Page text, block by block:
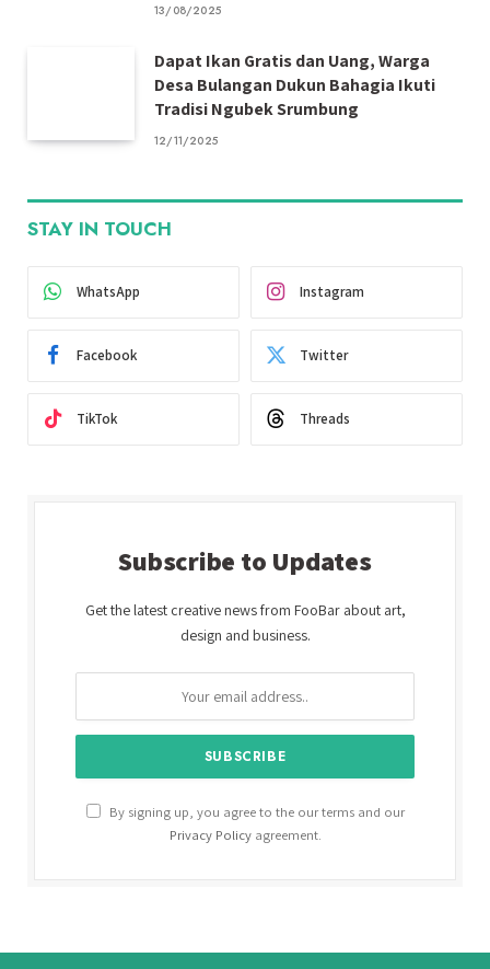
13/08/2025
Dapat Ikan Gratis dan Uang, Warga
Desa Bulangan Dukun Bahagia Ikuti
Tradisi Ngubek Srumbung
12/11/2025
STAY IN TOUCH
WhatsApp Instagram
Facebook Twitter
TikTok Threads
Subscribe to Updates
Get the latest creative news from FooBar about art,
design and business.
By signing up, you agree to the our terms and our
Privacy Policyagreement.